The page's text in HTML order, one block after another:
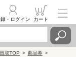
・ログイン カート
買取TOP
商品券